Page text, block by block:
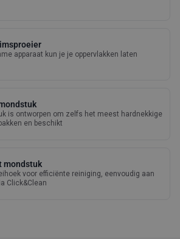
apparaat kun je je oppervlakken laten
is ontworpen om zelfs het meest hardnekkige
en beschikt
mondstuk
voor efficiënte reiniging, eenvoudig aan
Click&Clean